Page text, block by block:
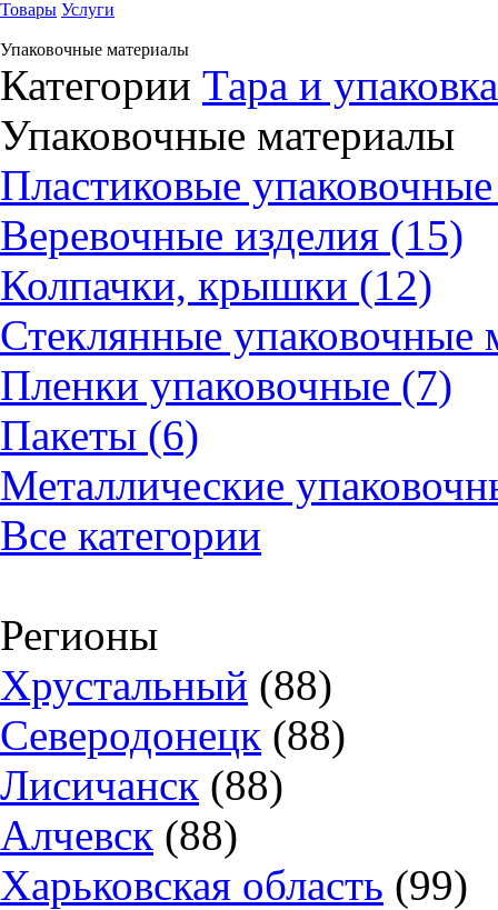
Товары Услуги
Упаковочные материалы
Категории Тара и упаковка
Упаковочные материалы
Пластиковые
Веревочные изделия (15)
Колпачки, крышки (12)
Стеклянные упаковочные
Пленки упаковочные (7)
Пакеты (6)
Металлические
Все категории
Регионы
Хрустальный (88)
Северодонецк (88)
Лисичанск (88)
Алчевск (88)
Харьковская область (99)